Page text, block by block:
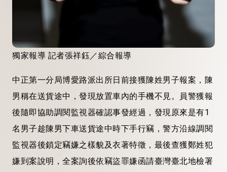
獨家報導 記者張祥鈺／綜合報導
中正第一分局博愛路派出所日前接獲陳姓男子報案，陳
男稱在送貨途中，發現放置車內的手機不見。員警獲報
後隨即協助調閱監視器確認事發經過，發現原來是有1
名男子趁陳男下車送貨途中時下手行竊，警方沿線調閱
監視器後鎖定竊嫌之樣貌及衣著特徵，最後查獲鄭姓犯
嫌到案說明，全案詢後依竊盜罪嫌函請臺灣臺北地檢署